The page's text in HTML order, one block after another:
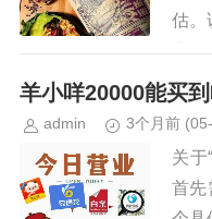
估。
率、
纳入
羊小咩20000能买
admin 3个月前
关于
首先